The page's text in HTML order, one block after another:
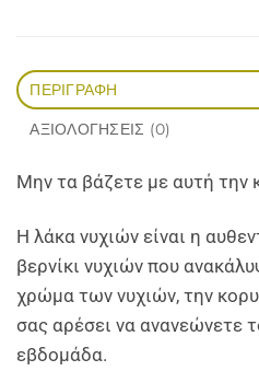
ΠΕΡΙΓΡΑΦΉ
ΑΞΙΟΛΟΓΉΣΕΙΣ (0)
Μην τα βάζετε με αυτή την
Η λάκα νυχιών είναι η
βερνίκι νυχιών που
χρώμα των νυχιών, την
σας αρέσει να ανανεώνετε
εβδομάδα.